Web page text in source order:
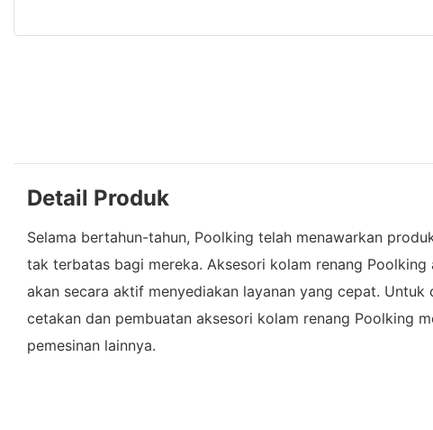
Detail Produk
Selama bertahun-tahun, Poolking telah menawarkan
tak terbatas bagi mereka. Aksesori kolam renang
akan secara aktif menyediakan layanan yang cepat.
cetakan dan pembuatan aksesori kolam renang Poolking
pemesinan lainnya.